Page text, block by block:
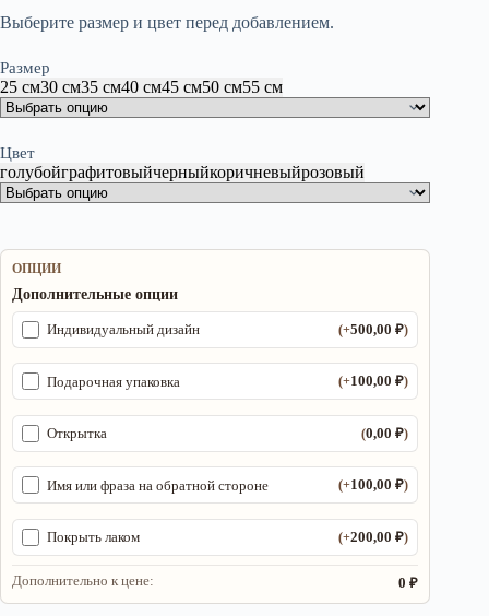
Выберите размер и цвет перед добавлением.
Размер
25 см30 см35 см40 см45 см50 см55 см
Цвет
голубойграфитовыйчерныйкоричневыйрозовый
ОПЦИИ
Дополнительные опции
Индивидуальный дизайн (+500,00₽)
Подарочная упаковка (+100,00₽)
Открытка (0,00₽)
Имя или фраза на обратной стороне (+100,00₽)
Покрыть лаком (+200,00₽)
Дополнительно к цене: 0 ₽